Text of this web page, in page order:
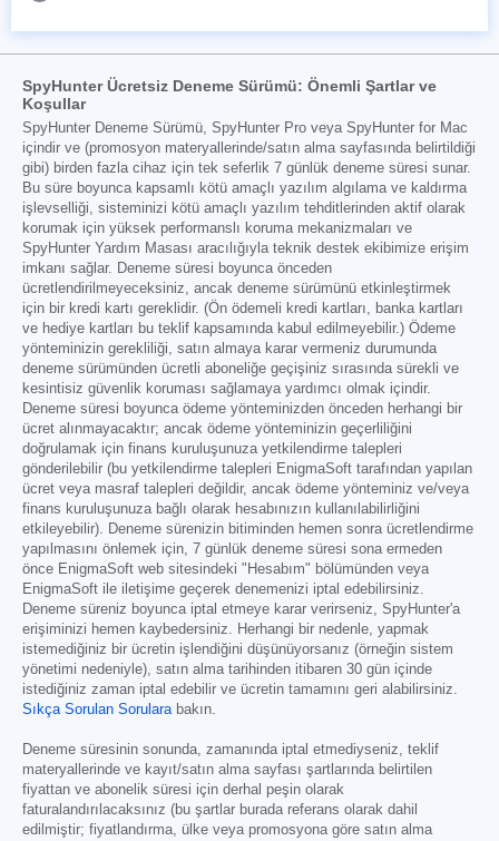
SpyHunter Ücretsiz Deneme Sürümü: Önemli Şartlar ve
Koşullar
SpyHunter Deneme Sürümü, SpyHunter Pro veya SpyHunter for Mac
içindir ve (promosyon materyallerinde/satın alma sayfasında belirtildiği
gibi) birden fazla cihaz için tek seferlik 7 günlük deneme süresi sunar.
Bu süre boyunca kapsamlı kötü amaçlı yazılım algılama ve kaldırma
işlevselliği, sisteminizi kötü amaçlı yazılım tehditlerinden aktif olarak
korumak için yüksek performanslı koruma mekanizmaları ve
SpyHunter Yardım Masası aracılığıyla teknik destek ekibimize erişim
imkanı sağlar. Deneme süresi boyunca önceden
ücretlendirilmeyeceksiniz, ancak deneme sürümünü etkinleştirmek
için bir kredi kartı gereklidir. (Ön ödemeli kredi kartları, banka kartları
ve hediye kartları bu teklif kapsamında kabul edilmeyebilir.) Ödeme
yönteminizin gerekliliği, satın almaya karar vermeniz durumunda
deneme sürümünden ücretli aboneliğe geçişiniz sırasında sürekli ve
kesintisiz güvenlik koruması sağlamaya yardımcı olmak içindir.
Deneme süresi boyunca ödeme yönteminizden önceden herhangi bir
ücret alınmayacaktır; ancak ödeme yönteminizin geçerliliğini
doğrulamak için finans kuruluşunuza yetkilendirme talepleri
gönderilebilir (bu yetkilendirme talepleri EnigmaSoft tarafından yapılan
ücret veya masraf talepleri değildir, ancak ödeme yönteminiz ve/veya
finans kuruluşunuza bağlı olarak hesabınızın kullanılabilirliğini
etkileyebilir). Deneme sürenizin bitiminden hemen sonra ücretlendirme
yapılmasını önlemek için, 7 günlük deneme süresi sona ermeden
önce EnigmaSoft web sitesindeki "Hesabım" bölümünden veya
EnigmaSoft ile iletişime geçerek denemenizi iptal edebilirsiniz.
Deneme süreniz boyunca iptal etmeye karar verirseniz, SpyHunter'a
erişiminizi hemen kaybedersiniz. Herhangi bir nedenle, yapmak
istemediğiniz bir ücretin işlendiğini düşünüyorsanız (örneğin sistem
yönetimi nedeniyle), satın alma tarihinden itibaren 30 gün içinde
istediğiniz zaman iptal edebilir ve ücretin tamamını geri alabilirsiniz.
Sıkça Sorulan Sorulara bakın.
Deneme süresinin sonunda, zamanında iptal etmediyseniz, teklif
materyallerinde ve kayıt/satın alma sayfası şartlarında belirtilen
fiyattan ve abonelik süresi için derhal peşin olarak
faturalandırılacaksınız (bu şartlar burada referans olarak dahil
edilmiştir; fiyatlandırma, ülke veya promosyona göre satın alma